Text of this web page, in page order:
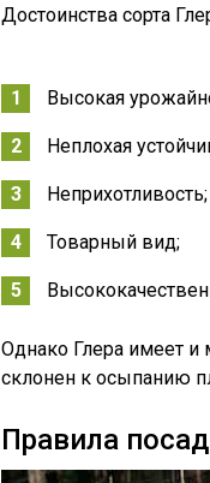
Достоинства сорта
Высокая
Неплохая
Неприхотливость;
Товарный вид;
Однако Глера имеет и
склонен к осыпанию
Правила